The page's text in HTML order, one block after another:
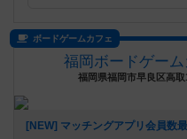
ボードゲームカフェ
福岡ボードゲー
福岡県福岡市早良区高